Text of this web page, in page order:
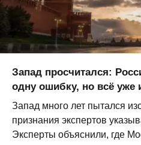
Запад просчитался:
одну ошибку, но всё уже
Запад много лет пытался
признания экспертов
Эксперты объяснили, где